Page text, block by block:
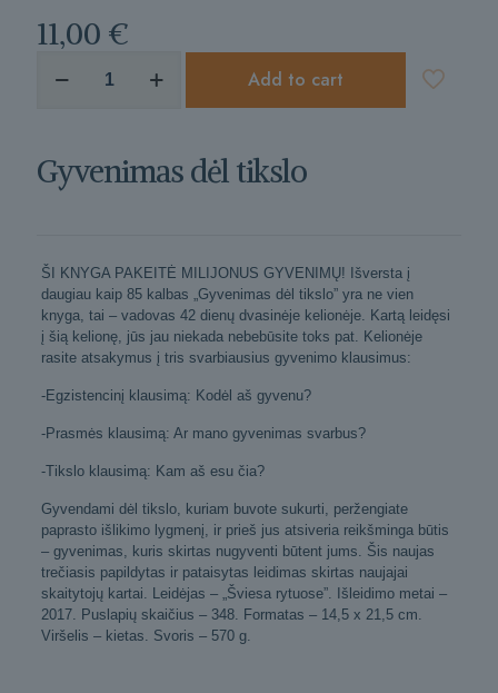
11,00 €
kiekis:
Add to cart
Gyvenimas dėl tikslo
ŠI KNYGA PAKEITĖ MILIJONUS GYVENIMŲ! Išversta į
daugiau kaip 85 kalbas „Gyvenimas dėl tikslo” yra ne vien
knyga, tai – vadovas 42 dienų dvasinėje kelionėje. Kartą leidęsi
į šią kelionę, jūs jau niekada nebebūsite toks pat. Kelionėje
rasite atsakymus į tris svarbiausius gyvenimo klausimus:
-Egzistencinį klausimą: Kodėl aš gyvenu?
-Prasmės klausimą: Ar mano gyvenimas svarbus?
-Tikslo klausimą: Kam aš esu čia?
Gyvendami dėl tikslo, kuriam buvote sukurti, peržengiate
paprasto išlikimo lygmenį, ir prieš jus atsiveria reikšminga būtis
– gyvenimas, kuris skirtas nugyventi būtent jums. Šis naujas
trečiasis papildytas ir pataisytas leidimas skirtas naujajai
skaitytojų kartai. Leidėjas – „Šviesa rytuose”. Išleidimo metai –
2017. Puslapių skaičius – 348. Formatas – 14,5 x 21,5 cm.
Viršelis – kietas. Svoris – 570 g.